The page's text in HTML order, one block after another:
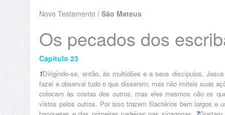
Novo Testamento /São Mateus
Os pecados dos
Capítulo 23
1Dirigindo-se, então, às multidões e a seus discípulos,
fazei e observai tudo o que disserem; mas não imiteis suas
colocam às costas dos outros, mas eles mesmos não os
vistos pelos outros. Por isso trazem filactérios bem largos e